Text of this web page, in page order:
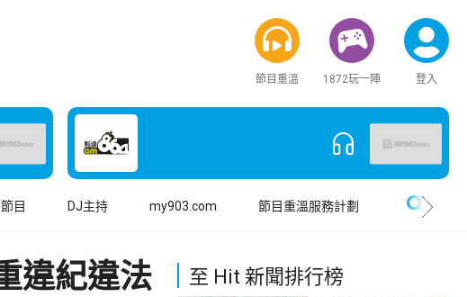
節目重溫 1872玩一陣 登入
目 DJ主持 my903.com 節目重溫服務計劃
違紀違法
至 Hit 新聞排行榜